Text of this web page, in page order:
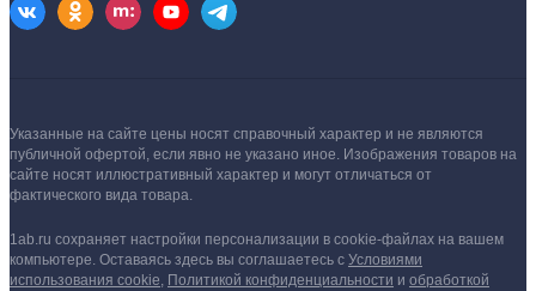
Указанные на сайте цены носят справочный характер и не являются
публичной офертой, если явно не указано иное. Изображения товаров на
сайте носят иллюстративный характер и могут отличаться от
фактического вида товара.
1ab.ru сохраняет настройки персонализации в cookie‑файлах на вашем
компьютере. Оставаясь здесь вы соглашаетесь с Условиями
использования cookie, Политикой конфиденциальности и обработкой